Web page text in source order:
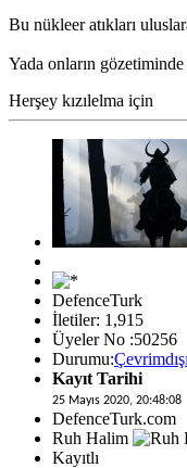
Bu nükleer atıkları
Yada onların
Herşey kızılelma için
DefenceTurk
İletiler: 1,915
Üyeler No :50256
Durumu:Çevrimdışı
Kayıt Tarihi
25 Mayıs 2020, 20:48:08
DefenceTurk.com
Ruh Halim
Kayıtlı